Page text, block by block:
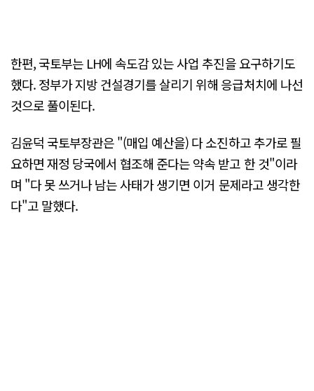
한편, 국토부는 LH에 속도감 있는 사업 추진을 요구하기도
했다. 정부가 지방 건설경기를 살리기 위해 응급처치에 나선
것으로 풀이된다.
김윤덕 국토부장관은 "(매입 예산을) 다 소진하고 추가로 필
요하면 재정 당국에서 협조해 준다는 약속 받고 한 것"이라
며 "다 못 쓰거나 남는 사태가 생기면 이거 문제라고 생각한
다"고 말했다.